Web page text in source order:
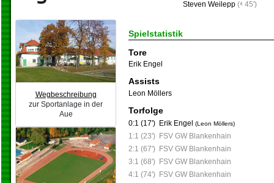
Wegbeschreibung
zur Sportanlage in der
Aue
Steven Weilepp ( 45')
Spielstatistik
Tore
Erik Engel
Assists
Leon Möllers
Torfolge
0:1 (17') Erik Engel (Leon Möllers)
1:1 (23') FSV GW Blankenhain
2:1 (67') FSV GW Blankenhain
3:1 (68') FSV GW Blankenhain
4:1 (74') FSV GW Blankenhain